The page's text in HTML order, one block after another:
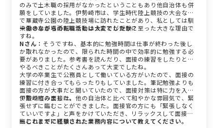
のみで土木職の採用がなかったということもあり他自治体も併
願をしていました。伊勢崎市は、学生時代陸上競技の大会など
で華蔵寺公園の陸上競技場に訪れたことがあり、私としては馴
染みのある場所だったということが受験に至った大きな理由で
すね。
ー働きながらの転職活動は大変でしたか？
Nさん： そうですね、基本的に勉強時間は仕事が終わった後し
か取れなかったので、限られた時間の中で効率的に勉強する必
要がありました。参考書を読んだり、面接の練習をしたりと、
やるべきことがたくさんあって大変でしたね。
大学の卒業生で公務員として働いている方がいたので、面接の
練習に付き合ってもらったりもしていました。筆記勉強よりも
面接の方が大事だと聞いていたので、面接対策は特に力を入れ
て取り組みました。
伊勢崎市の面接は、他の自治体と比べて和やかな雰囲気で、緊
張せずに臨むことができました。面接官の方にも「緊張しなく
ていいですよ」と声をかけていただき、リラックスして面接に
臨むことができました。
ーこれまでに経験された業務内容について教えてください。